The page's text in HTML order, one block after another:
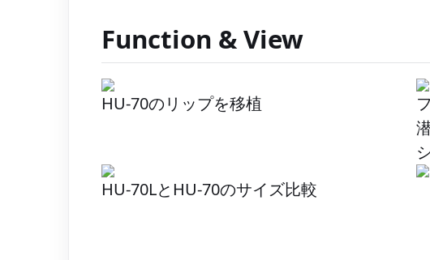
Function & View
HU-70のリップを移植
HU-70LとHU-70のサイズ比較